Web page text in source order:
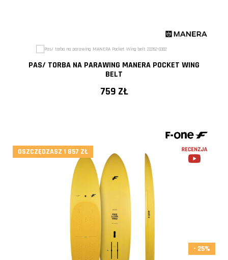
PAS/ TORBA NA PARAWING MANERA POCKET WING
BELT
759 ZŁ
OSZCZĘDZASZ 1 857 ZŁ
- 25%